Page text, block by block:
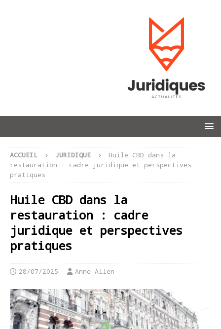
ACCUEIL JURIDIQUE
Huile CBD dans la
restauration : cadre juridique et perspectives
pratiques
Huile CBD dans la
restauration : cadre
juridique et perspectives
pratiques
28/07/2025 Anne Allen